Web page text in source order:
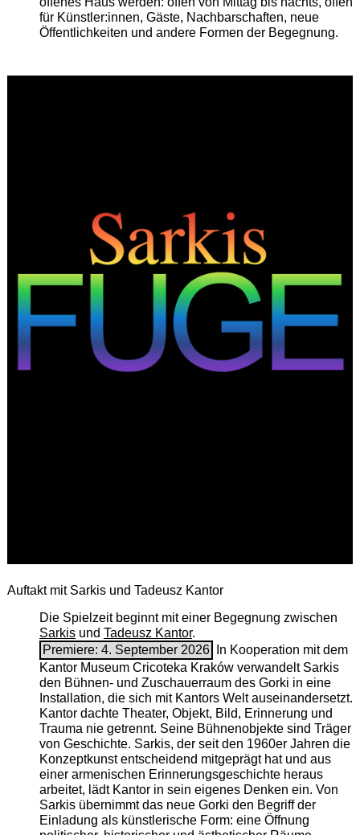
für Künstler:innen, Gäste, Nachbarschaften, neue
Öffentlichkeiten und andere Formen der Begegnung.
Auftakt mit Sarkis und Tadeusz Kantor
Die Spielzeit beginnt mit einer Begegnung zwischen
Sarkisund Tadeusz Kantor.
Premiere: 4. September 2026
In Kooperation mit dem
Kantor Museum Cricoteka Kraków verwandelt Sarkis
den Bühnen- und Zuschauerraum des Gorki in eine
Installation, die sich mit Kantors Welt auseinandersetzt.
Kantor dachte Theater, Objekt, Bild, Erinnerung und
Trauma nie getrennt. Seine Bühnenobjekte sind Träger
von Geschichte. Sarkis, der seit den 1960er Jahren die
Konzeptkunst entscheidend mitgeprägt hat und aus
einer armenischen ­Erinnerungsgeschichte heraus
arbeitet, lädt Kantor in sein eigenes Denken ein. Von
Sarkis übernimmt das neue Gorki den Begriff der
Einladung als künstlerische Form: eine Öffnung